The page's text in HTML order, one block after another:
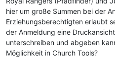
hier um große Summen bei der
Erziehungsberechtigten erlaubt
der Anmeldung eine
unterschreiben und abgeben
Möglichkeit in Church Tools?